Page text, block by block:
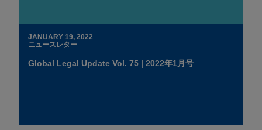
JANUARY 19, 2022
ニュースレター
Global Legal Update Vol. 75 | 2022年1月号